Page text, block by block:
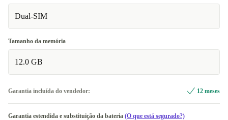
Disponível noutras configurações
cinzento
Dual-SIM
Tamanho da memória
12.0 GB
Garantia incluída do vendedor: 12 meses
Garantia estendida e substituição da bateria (O que está segurado?)